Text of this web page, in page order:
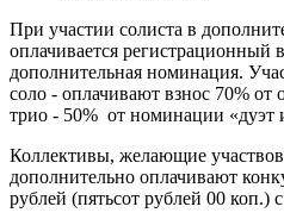
При участии солиста в
оплачивается регистрационный
дополнительная номинация.
соло - оплачивают взнос 70%
трио - 50% от номинации «дуэт
Коллективы, желающие
дополнительно оплачивают
рублей (пятьсот рублей 00 коп.)